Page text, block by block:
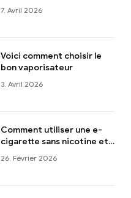
7. Avril 2026
Voici comment choisir le
bon vaporisateur
3. Avril 2026
Comment utiliser une e-
cigarette sans nicotine et
être pleinement satisfait
26. Février 2026